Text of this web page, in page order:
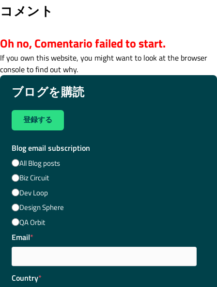
コメント
Oh no, Comentario failed to start.
If you own this website, you might want to look at the browser
console to find out why.
ブログを購読
登録する
Blog email subscription
All Blog posts
Biz Circuit
Dev Loop
Design Sphere
QA Orbit
Email*
Country*